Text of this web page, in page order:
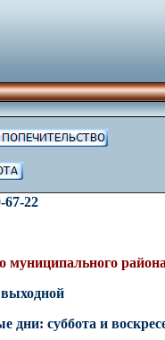
22
муниципального района
выходной
дни: суббота и